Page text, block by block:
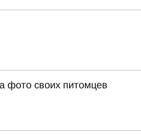
фото своих питомцев